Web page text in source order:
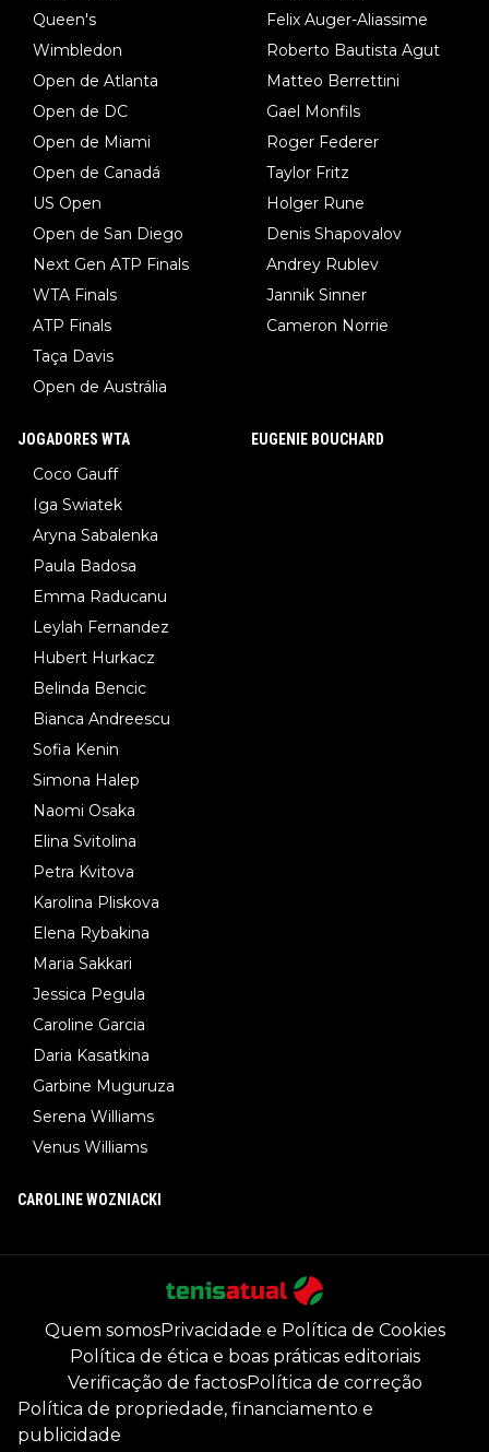
Queen's
Wimbledon
Open de Atlanta
Open de DC
Open de Miami
Open de Canadá
US Open
Open de San Diego
Next Gen ATP Finals
WTA Finals
ATP Finals
Taça Davis
Open de Austrália
Felix Auger-Aliassime
Roberto Bautista Agut
Matteo Berrettini
Gael Monfils
Roger Federer
Taylor Fritz
Holger Rune
Denis Shapovalov
Andrey Rublev
Jannik Sinner
Cameron Norrie
JOGADORES WTA
Coco Gauff
Iga Swiatek
Aryna Sabalenka
Paula Badosa
Emma Raducanu
Leylah Fernandez
Hubert Hurkacz
Belinda Bencic
Bianca Andreescu
Sofia Kenin
Simona Halep
Naomi Osaka
Elina Svitolina
Petra Kvitova
Karolina Pliskova
Elena Rybakina
Maria Sakkari
Jessica Pegula
Caroline Garcia
Daria Kasatkina
Garbine Muguruza
Serena Williams
Venus Williams
EUGENIE BOUCHARD
CAROLINE WOZNIACKI
Quem somosPrivacidade e Política de Cookies
Política de ética e boas práticas editoriais
Verificação de factosPolítica de correção
Política de propriedade, financiamento e
publicidade